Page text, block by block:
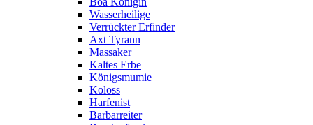
Wasserheilige
Verrückter Erfinder
Axt Tyrann
Massaker
Kaltes Erbe
Königsmumie
Koloss
Harfenist
Barbarreiter